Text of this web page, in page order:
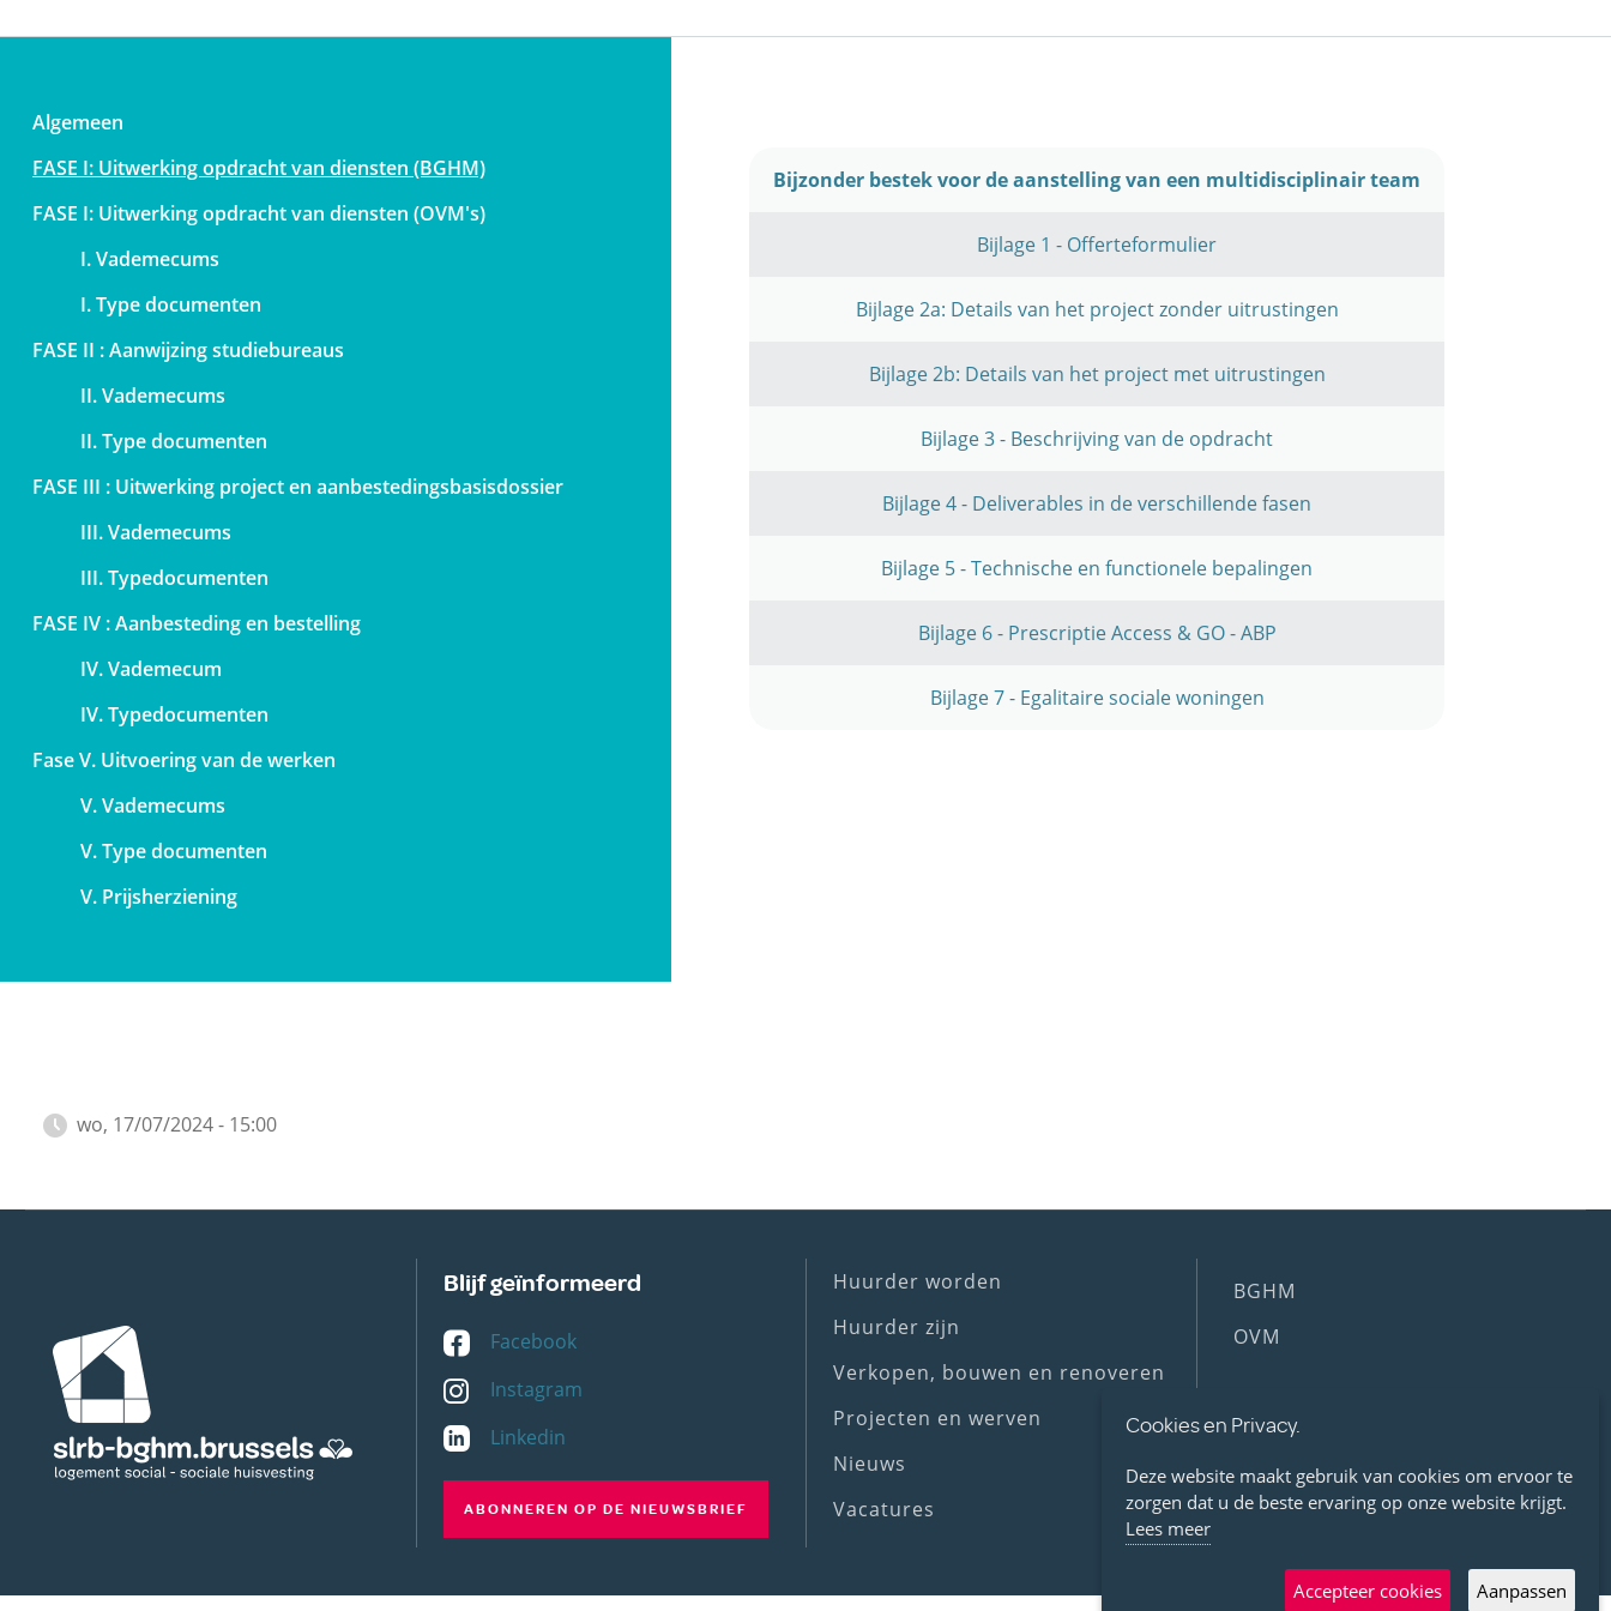
Navigation
principale
Algemeen
FASE I: Uitwerking opdracht van diensten (BGHM)
FASE I: Uitwerking opdracht van diensten (OVM's)
I. Vademecums
I. Type documenten
FASE II : Aanwijzing studiebureaus
II. Vademecums
II. Type documenten
FASE III : Uitwerking project en aanbestedingsbasisdossier
III. Vademecums
III. Typedocumenten
FASE IV : Aanbesteding en bestelling
IV. Vademecum
IV. Typedocumenten
Fase V. Uitvoering van de werken
V. Vademecums
V. Type documenten
V. Prijsherziening
Bijzonder bestek voor de aanstelling van een multidisciplinair team
Bijlage 1 - Offerteformulier
Bijlage 2a: Details van het project zonder uitrustingen
Bijlage 2b: Details van het project met uitrustingen
Bijlage 3 - Beschrijving van de opdracht
Bijlage 4 - Deliverables in de verschillende fasen
Bijlage 5 - Technische en functionele bepalingen
Bijlage 6 - Prescriptie Access & GO - ABP
Bijlage 7 - Egalitaire sociale woningen
wo, 17/07/2024 - 15:00
Afbeelding
Blijf geïnformeerd
Facebook
Instagram
Linkedin
ABONNEREN OP DE NIEUWSBRIEF
Footer
(1st
menu)
Huurder worden
Huurder zijn
Verkopen, bouwen en renoveren
Projecten en werven
Nieuws
Vacatures
Footer
(2nd
BGHM
OVM
Footer
shortcuts
ARTEMIS
Cookies en Privacy.
Deze website maakt gebruik van cookies om ervoor te
zorgen dat u de beste ervaring op onze website krijgt.
Lees meer
Accepteer cookies Aanpassen